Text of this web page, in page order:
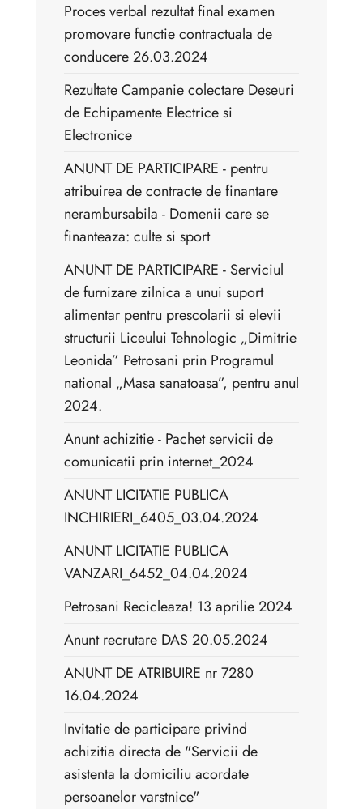
Proces verbal rezultat final examen
promovare functie contractuala de
conducere 26.03.2024
Rezultate Campanie colectare Deseuri
de Echipamente Electrice si
Electronice
ANUNT DE PARTICIPARE - pentru
atribuirea de contracte de finantare
nerambursabila - Domenii care se
finanteaza: culte si sport
ANUNT DE PARTICIPARE - Serviciul
de furnizare zilnica a unui suport
alimentar pentru prescolarii si elevii
structurii Liceului Tehnologic „Dimitrie
Leonida” Petrosani prin Programul
national „Masa sanatoasa”, pentru anul
2024.
Anunt achizitie - Pachet servicii de
comunicatii prin internet_2024
ANUNT LICITATIE PUBLICA
INCHIRIERI_6405_03.04.2024
ANUNT LICITATIE PUBLICA
VANZARI_6452_04.04.2024
Petrosani Recicleaza! 13 aprilie 2024
Anunt recrutare DAS 20.05.2024
ANUNT DE ATRIBUIRE nr 7280
16.04.2024
Invitatie de participare privind
achizitia directa de "Servicii de
asistenta la domiciliu acordate
persoanelor varstnice"